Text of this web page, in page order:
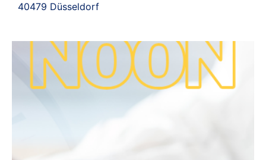
40479 Düsseldorf